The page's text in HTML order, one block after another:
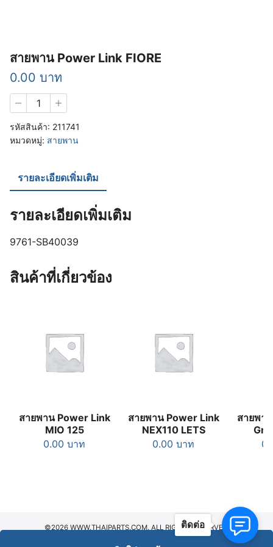
สายพาน Power Link FIORE
0.00 บาท
สายพาน
Power
Link
FIORE
รหัสสินค้า: 211741
หมวดหมู่: สายพาน
รายละเอียดเพิ่มเติม
รายละเอียดเพิ่มเติม
9761-SB40039
สินค้าที่เกี่ยวข้อง
สายพาน Power Link
MIO 125
0.00บาท
สายพาน Power Link
NEX110 LETS
0.00บาท
สายพา
©2026 WWW.THAIPARTS.COM. ALL RIGHTS RESERVED.
ติดต่อ